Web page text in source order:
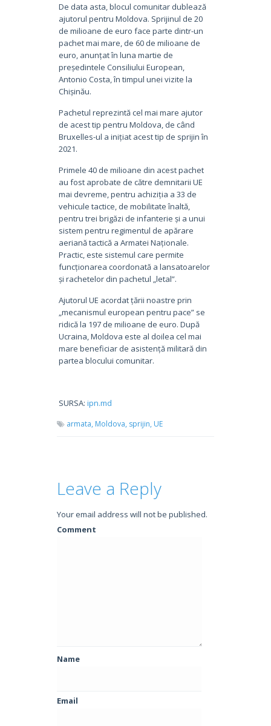
De data asta, blocul comunitar dublează
ajutorul pentru Moldova. Sprijinul de 20
de milioane de euro face parte dintr-un
pachet mai mare, de 60 de milioane de
euro, anunțat în luna martie de
președintele Consiliului European,
Antonio Costa, în timpul unei vizite la
Chișinău.
Pachetul reprezintă cel mai mare ajutor
de acest tip pentru Moldova, de când
Bruxelles-ul a inițiat acest tip de sprijin în
2021.
Primele 40 de milioane din acest pachet
au fost aprobate de către demnitarii UE
mai devreme, pentru achiziția a 33 de
vehicule tactice, de mobilitate înaltă,
pentru trei brigăzi de infanterie și a unui
sistem pentru regimentul de apărare
aeriană tactică a Armatei Naționale.
Practic, este sistemul care permite
funcționarea coordonată a lansatoarelor
și rachetelor din pachetul „letal”.
Ajutorul UE acordat țării noastre prin
„mecanismul european pentru pace” se
ridică la 197 de milioane de euro. După
Ucraina, Moldova este al doilea cel mai
mare beneficiar de asistență militară din
partea blocului comunitar.
SURSA: ipn.md
armata, Moldova, sprijin, UE
Leave a Reply
Your email address will not be published.
Comment
Name
Email